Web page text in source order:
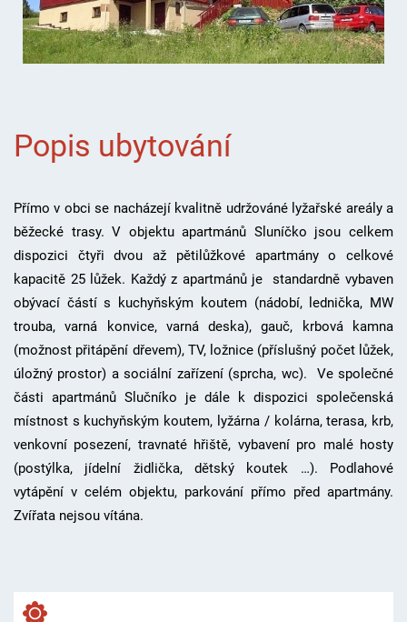
Popis ubytování
Přímo v obci se nacházejí kvalitně udržováné lyžařské areály a
běžecké trasy. V objektu apartmánů Sluníčko jsou celkem
dispozici čtyři dvou až pětilůžkové apartmány o celkové
kapacitě 25 lůžek. Každý z apartmánů je standardně vybaven
obývací částí s kuchyňským koutem (nádobí, lednička, MW
trouba, varná konvice, varná deska), gauč, krbová kamna
(možnost přitápění dřevem), TV, ložnice (příslušný počet lůžek,
úložný prostor) a sociální zařízení (sprcha, wc). Ve společné
části apartmánů Slučníko je dále k dispozici společenská
místnost s kuchyňským koutem, lyžárna / kolárna, terasa, krb,
venkovní posezení, travnaté hřiště, vybavení pro malé hosty
(postýlka, jídelní židlička, dětský koutek …). Podlahové
vytápění v celém objektu, parkování přímo před apartmány.
Zvířata nejsou vítána.